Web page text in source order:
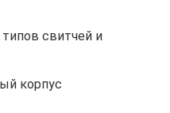
свитчей и
корпус